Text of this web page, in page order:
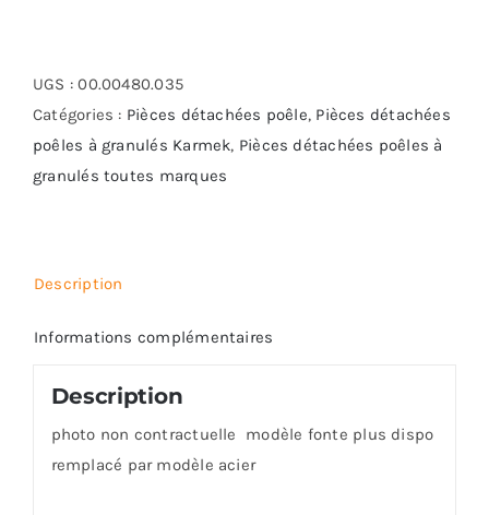
KARMEK
-
Ref
SML
UGS :00.00480.035
Catégories : Pièces détachées poêle, Pièces détachées
poêles à granulés Karmek, Pièces détachées poêles à
granulés toutes marques
Description
Informations complémentaires
Description
photo non contractuelle modèle fonte plus dispo
remplacé par modèle acier